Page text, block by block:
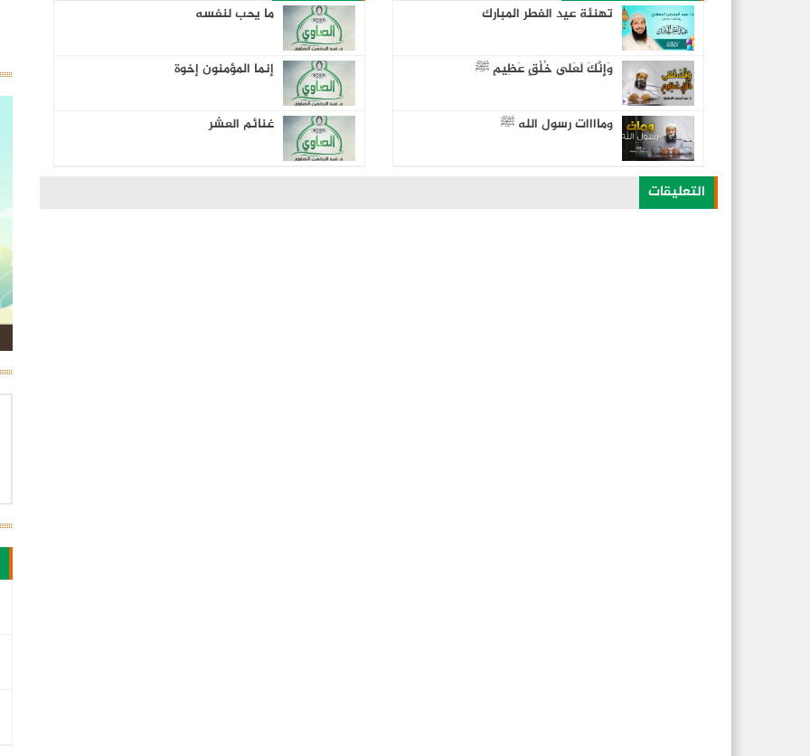
تهنئة عيد الفطر المبارك
وَإِنَّكَ لَعَلى خُلُقٍ عَظِيمٍ ﷺ
وماااات رسول الله ﷺ
ما يحب لنفسه
إنما المؤمنون إخوة
غنائم العشر
التعليقات